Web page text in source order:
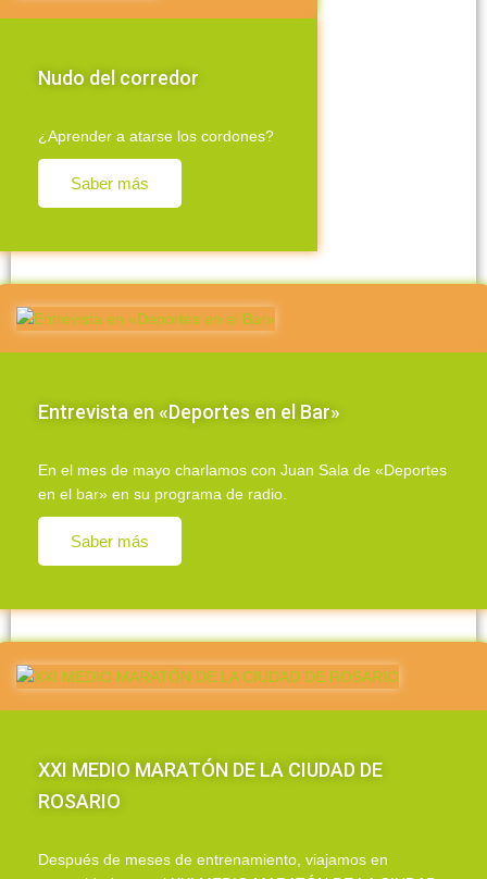
Nudo del corredor
¿Aprender a atarse los cordones?
Saber más
Entrevista en «Deportes en el Bar»
En el mes de mayo charlamos con Juan Sala de «Deportes
en el bar» en su programa de radio.
Saber más
XXI MEDIO MARATÓN DE LA CIUDAD DE
ROSARIO
Después de meses de entrenamiento, viajamos en